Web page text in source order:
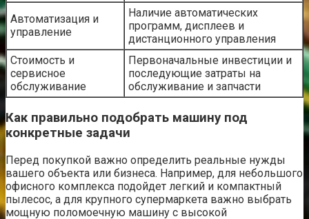
Автоматизация и
управление
Наличие автоматических
программ, дисплеев и
дистанционного управления
Стоимость и
сервисное
обслуживание
Первоначальные инвестиции и
последующие затраты на
обслуживание и запчасти
Как правильно подобрать машину под
конкретные задачи
Перед покупкой важно определить реальные нужды
вашего объекта или бизнеса. Например, для небольшого
офисного комплекса подойдет легкий и компактный
пылесос, а для крупного супермаркета важно выбрать
мощную поломоечную машину с высокой